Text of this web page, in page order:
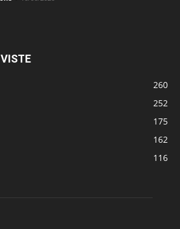
260
252
175
162
116